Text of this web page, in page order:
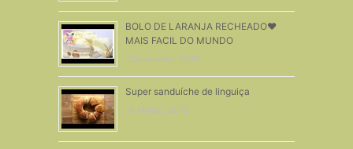
BOLO DE LARANJA RECHEADO❤
MAIS FACIL DO MUNDO
1 Dezembro, 2016
Super sanduíche de linguiça
15 Março, 2018